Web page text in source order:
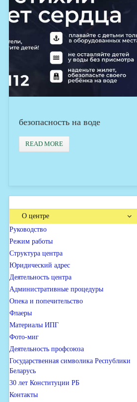
безопасность на воде
READ MORE
О центре
Руководство
Режим работы
Структура центра
Юридический адрес
Деятельность центра
Административные процедуры
Опека и попечительство
Флаеры
Материалы ИПГ
Фото-миг
Деятельность профсоюза
Государственная символика Республики
Беларусь
30 лет Конституции РБ
Контакты